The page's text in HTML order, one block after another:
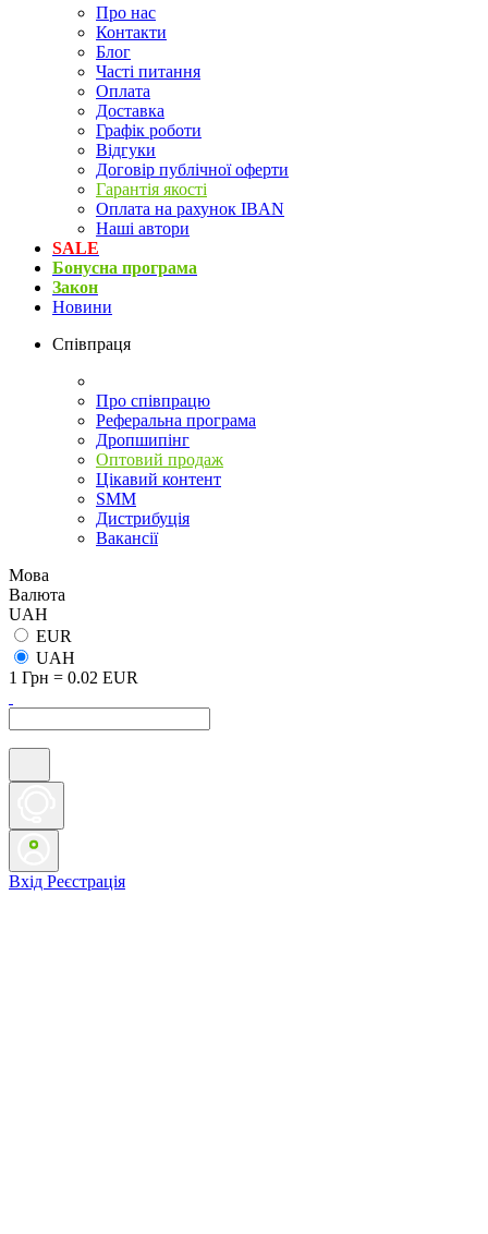
Про нас
Контакти
Блог
Часті питання
Оплата
Доставка
Графік роботи
Відгуки
Договір публічної оферти
Гарантія якості
Оплата на рахунок IBAN
Наші автори
SALE
Бонусна програма
Закон
Новини
Співпраця
Про співпрацю
Реферальна програма
Дропшипінг
Оптовий продаж
Цікавий контент
SMM
Дистрибуція
Вакансії
Мова
Валюта
UAH
EUR
UAH
1 Грн = 0.02 EUR
Вхід Реєстрація